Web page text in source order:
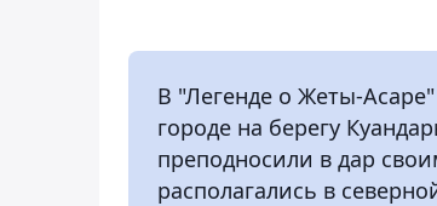
В "Легенде о Жеты-
городе на берегу
преподносили в дар
располагались в